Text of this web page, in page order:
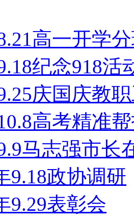
高一开学
纪念918活
庆国庆教
高考精准
马志强市长
9.18政协调研
9.29表彰会